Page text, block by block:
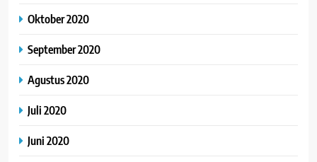
Oktober 2020
September 2020
Agustus 2020
Juli 2020
Juni 2020